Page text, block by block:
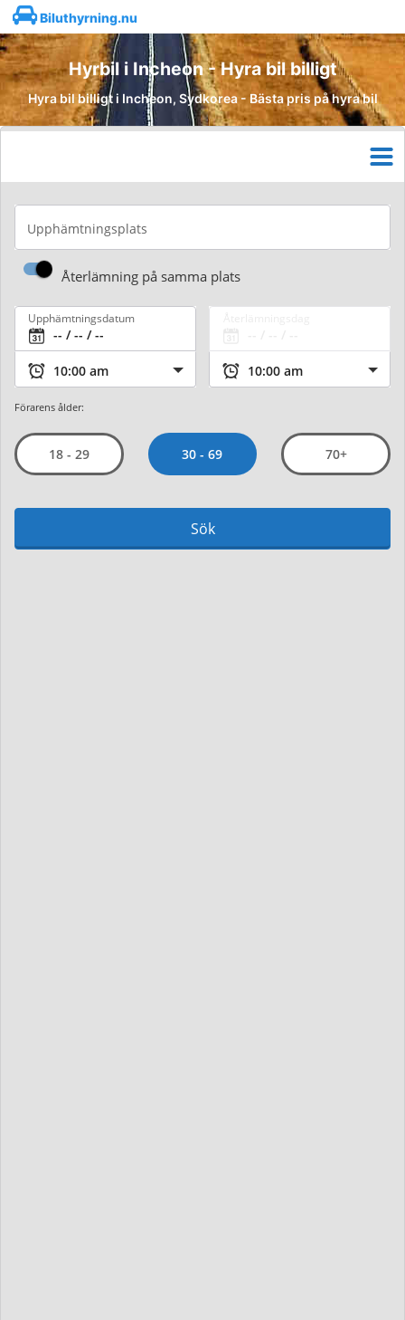
Biluthyrning.nu
Hyrbil i Incheon - Hyra bil billigt
Hyra bil billigt i Incheon, Sydkorea - Bästa pris på hyra bil
Upphämtningsplats
Återlämning på samma plats
Upphämtningsdatum
Förarens ålder:
18 - 29 30 - 69 70+
Sök